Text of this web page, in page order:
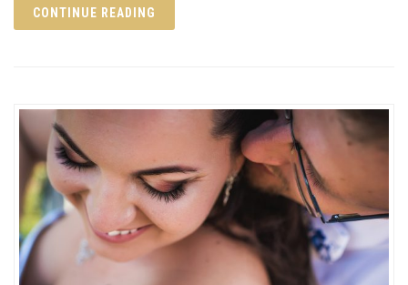
CONTINUE READING